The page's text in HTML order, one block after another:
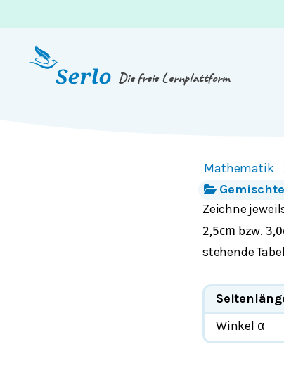
Die freie Lernplattform
Mathematik
Zeichne
2,5cm bzw. 3,0
stehende
Winkel α